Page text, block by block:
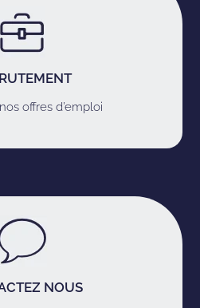
offres d’emploi
NOUS